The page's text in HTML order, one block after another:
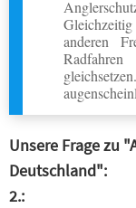
anderen
Unsere Frage zu
Deutschland":
2.: